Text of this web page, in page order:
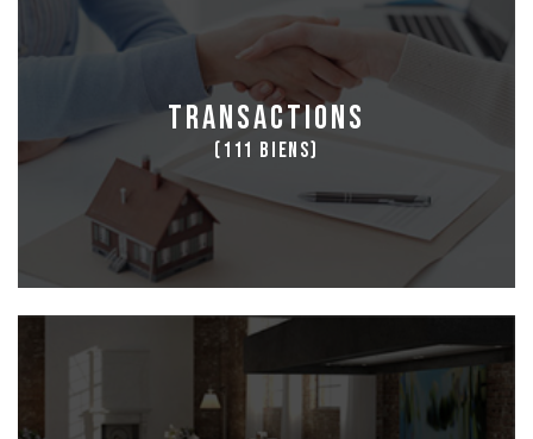
transactions
(111 biens)